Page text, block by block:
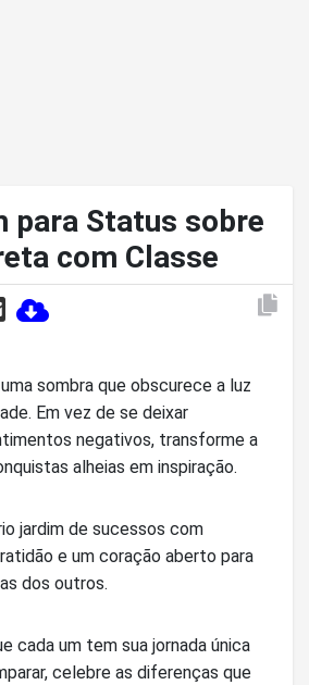
para Status sobre
com Classe
sombra que obscurece a luz
Em vez de se deixar
negativos, transforme a
alheias em inspiração.
jardim de sucessos com
e um coração aberto para
dos outros.
cada um tem sua jornada única
celebre as diferenças que